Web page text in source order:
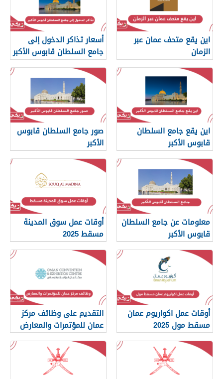
اين يقع متحف عمان عبر
الزمان
أسعار تذاكر الدخول إلى
جامع السلطان قابوس الأكبر
اين يقع جامع السلطان
قابوس الأكبر
صور جامع السلطان قابوس
الأكبر
معلومات عن جامع السلطان
قابوس الأكبر
أوقات عمل سوق المدينة
مسقط 2025
أوقات عمل اكواريوم عمان
مسقط مول 2025
التقديم على وظائف مركز
عمان للمؤتمرات والمعارض
2025